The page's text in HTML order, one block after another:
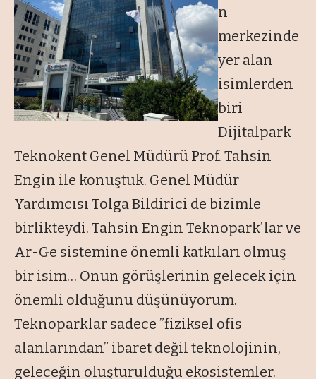
n
merkezinde
yer alan
isimlerden
biri
Dijitalpark
Teknokent Genel Müdürü Prof. Tahsin
Engin ile konuştuk. Genel Müdür
Yardımcısı Tolga Bildirici de bizimle
birlikteydi. Tahsin Engin Teknopark’lar ve
Ar-Ge sistemine önemli katkıları olmuş
bir isim… Onun görüşlerinin gelecek için
önemli olduğunu düşünüyorum.
Teknoparklar sadece ”fiziksel ofis
alanlarından” ibaret değil teknolojinin,
geleceğin oluşturulduğu ekosistemler.